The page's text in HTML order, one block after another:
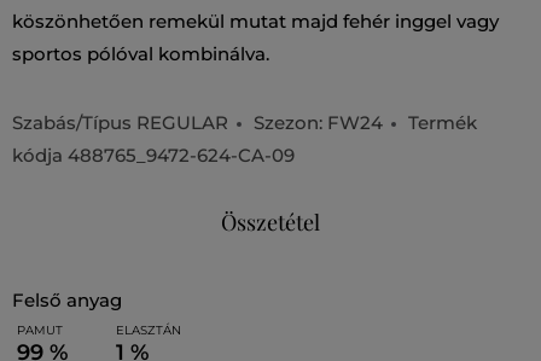
köszönhetően remekül mutat majd fehér inggel vagy
sportos pólóval kombinálva.
Szabás/Típus REGULAR Szezon: FW24
Termék
kódja 488765_9472-624-CA-09
Összetétel
felső anyag
PAMUT
99 %
ELASZTÁN
1 %